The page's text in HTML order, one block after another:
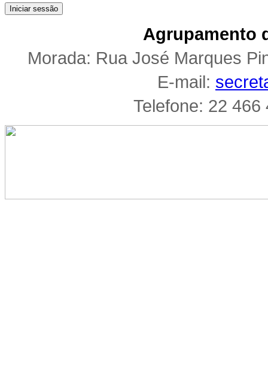
Iniciar sessão
Agrupamento
Morada: Rua José Marques
E-mail:
Telefone: 22